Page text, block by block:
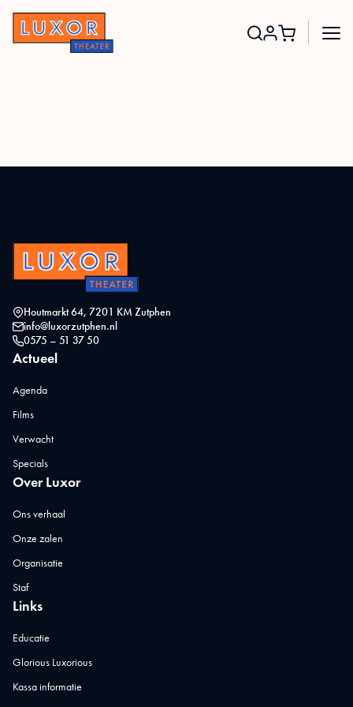
Houtmarkt 64, 7201 KM Zutphen
info@luxorzutphen.nl
0575 – 51 37 50
Actueel
Agenda
Films
Verwacht
Specials
Over Luxor
Ons verhaal
Onze zalen
Organisatie
Staf
Links
Educatie
Glorious Luxorious
Kassa informatie